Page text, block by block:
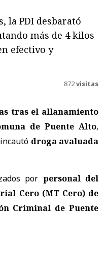
la PDI desbarató
más de 4 kilos
efectivo y
872visitas
tras el allanamiento
de Puente Alto,
droga avaluada
por personal del
Cero (MT Cero) de
Criminal de Puente